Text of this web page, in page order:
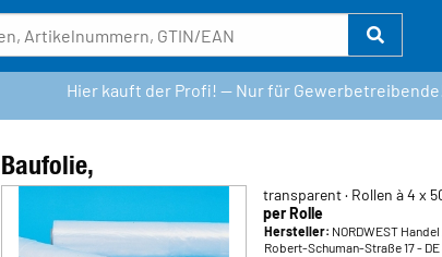
Hier kauft der Profi! — Nur für Gewerbetreibende!
Baufolie,
transparent · Rollen à 4 x
per Rolle
Hersteller: NORDWEST
Robert-Schuman-Straße 17-